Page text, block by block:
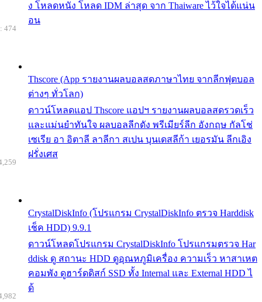
ง โหลดหนัง โหลด IDM ล่าสุด จาก Thaiware ไว้ใจได้แน่น
อน
Thscore (App รายงานผลบอลสดภาษาไทย จากลีกฟุตบอล
ต่างๆ ทั่วโลก)
ดาวน์โหลดแอป Thscore แอปฯ รายงานผลบอลสดรวดเร็ว
และแม่นยำทันใจ ผลบอลลีกดัง พรีเมียร์ลีก อังกฤษ กัลโช่
เซเรีย อา อิตาลี ลาลีกา สเปน บุนเดสลีก้า เยอรมัน ลีกเอิง
ฝรั่งเศส
474
CrystalDiskInfo (โปรแกรม CrystalDiskInfo ตรวจ Harddisk
เช็ค HDD) 9.9.1
ดาวน์โหลดโปรแกรม CrystalDiskInfo โปรแกรมตรวจ Har
ddisk ดู สถานะ HDD ดูอุณหภูมิเครื่อง ความเร็ว หาสาเหต
คอมพัง ดูฮาร์ดดิสก์ SSD ทั้ง Internal และ External HDD ไ
ด้